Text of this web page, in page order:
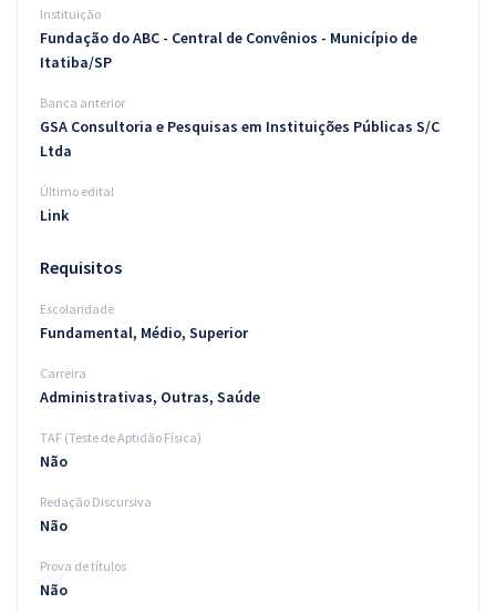
Atendimento
Instituição
Fundação do ABC - Central de Convênios - Município de
Itatiba/SP
Banca anterior
GSA Consultoria e Pesquisas em Instituições Públicas S/C
Ltda
Último edital
Link
Requisitos
Escolaridade
Fundamental, Médio, Superior
Carreira
Administrativas, Outras, Saúde
TAF (Teste de Aptidão Física)
Não
Redação Discursiva
Não
Prova de títulos
Não